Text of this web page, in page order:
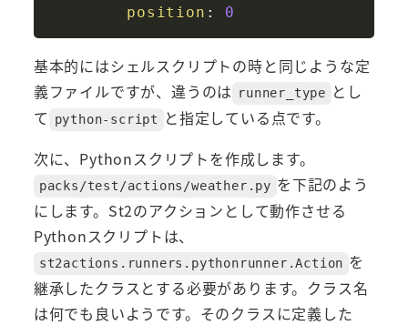
position : 0
基本的にはシェルスクリプトの時と同じような定
義ファイルですが、違うのは
runner_type
とし
て
python-script
と指定している点です。
次に、Pythonスクリプトを作成します。
packs/test/actions/weather.py を下記のよう
にします。St2のアクションとして動作させる
Pythonスクリプトは、
st2actions.runners.pythonrunner.Action を
継承したクラスとする必要があります。クラス名
は何でも良いようです。そのクラスに定義した